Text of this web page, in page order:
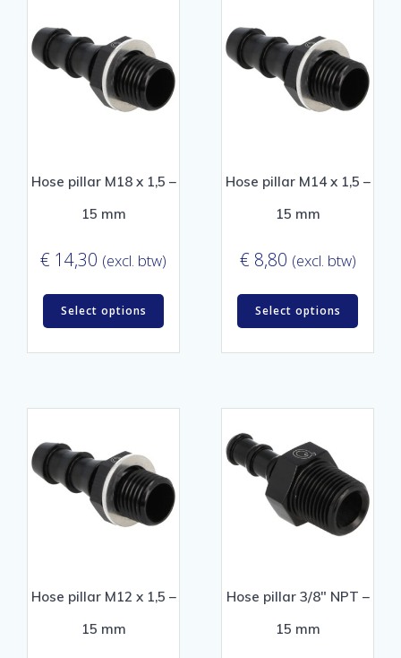
Hose pillar M18 x 1,5 –
15 mm
€ 14,30 (excl. btw)
Select options
Hose pillar M14 x 1,5 –
15 mm
€ 8,80 (excl. btw)
Select options
Hose pillar M12 x 1,5 –
15 mm
Hose pillar 3/8″ NPT –
15 mm